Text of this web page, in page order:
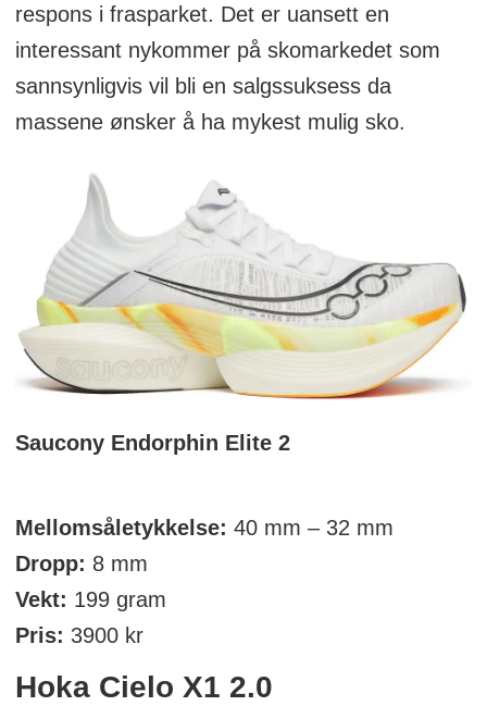
respons i frasparket. Det er uansett en
interessant nykommer på skomarkedet som
sannsynligvis vil bli en salgssuksess da
massene ønsker å ha mykest mulig sko.
Saucony Endorphin Elite 2
Mellomsåletykkelse: 40 mm – 32 mm
Dropp: 8 mm
Vekt: 199 gram
Pris: 3900 kr
Hoka Cielo X1 2.0